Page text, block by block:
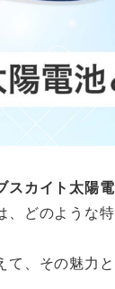
スカイト太陽
どのような
、その魅力